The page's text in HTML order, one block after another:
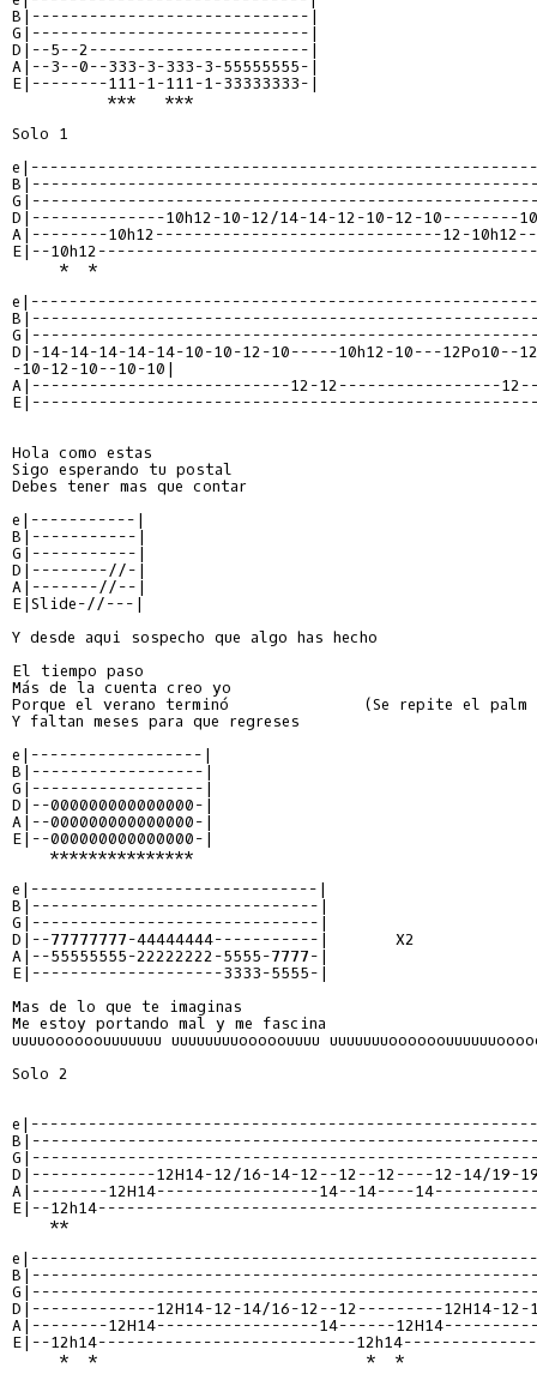
B|-----------------------------|
G|-----------------------------|
D|--5--2-----------------------|
A|--3--0--333-3-333-3-55555555-|
E|--------111-1-111-1-33333333-|
          ***   ***
Solo 1
D|--------------10h12-10-12/14-14-12-10-12-
A|--------10h12------------------------------12-
E|--
     *  *
D|-14-14-14-14-14-10-10-12-10-----10h12-10---12Po10--
-10-12-10--10-10|
A|---------------------------12-12-----------------
Hola como estas
Sigo esperando tu postal
Debes tener mas que contar
e|-----------|
B|-----------|
G|-----------|
D|--------//-|
A|-------//--|
E|Slide-//---|
Y desde aqui sospecho que algo has hecho
El tiempo paso
Más de la cuenta creo yo
Porque el verano terminó              (Se repite el palm
Y faltan meses para que regreses
e|------------------|
B|------------------|
G|------------------|
D|--000000000000000-|
A|--000000000000000-|
E|--000000000000000-|
    ***************
e|------------------------------|
B|------------------------------|
G|------------------------------|
D|--77777777-44444444-----------|       X2
A|--55555555-22222222-5555-7777-|
E|--------------------3333-5555-|
Mas de lo que te imaginas
Me estoy portando mal y me fascina
uuuuoooooouuuuuuu uuuuuuuuooooouuuu
Solo 2
D|-------------12H14-12/16-14-12--12--12----12-14/19-
A|--------12H14-----------------14--14----
E|--
    **
D|-------------12H14-12-14/16-12--12---------12H14-12-
A|--------12H14-----------------14------
E|--12h14---------------------------
*  *                            *  *